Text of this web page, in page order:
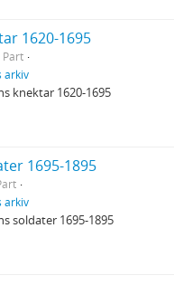
1620-1695
Part
arkiv
knektar 1620-1695
1695-1895
arkiv
soldater 1695-1895